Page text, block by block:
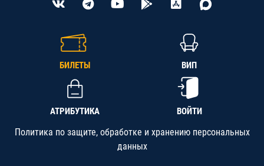
БИЛЕТЫ ВИП
АТРИБУТИКА ВОЙТИ
Политика по защите, обработке и хранению персональных
данных